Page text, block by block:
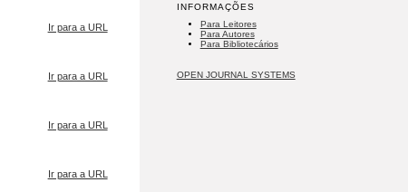
INFORMAÇÕES
Para Leitores
Para Autores
Para Bibliotecários
OPEN JOURNAL SYSTEMS
Ir para a URL
Ir para a URL
Ir para a URL
Ir para a URL